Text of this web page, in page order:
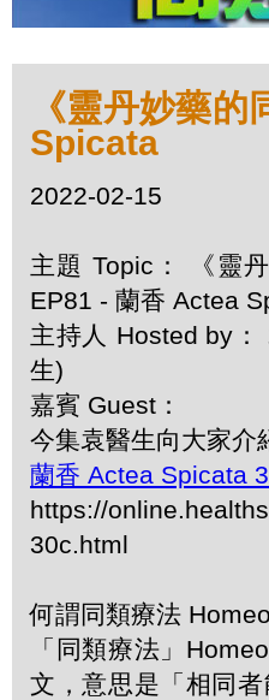
《靈丹妙藥
Spicata
2022-02-15
主題 Topic： 《靈
EP81 - 蘭香 Actea
主持人 Hosted by
生)
嘉賓 Guest：
今集袁醫生向大家介
蘭香 Actea Spicata
https://
30c.html
何謂同類療法
「同類療法」
文，意思是「相同